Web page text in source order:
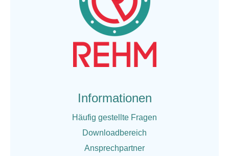
Informationen
Häufig gestellte Fragen
Downloadbereich
Ansprechpartner